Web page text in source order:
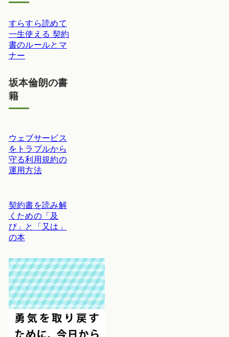
すらすら読めて
一生使える 契約
書のルールとマ
ナー
坂本倫朗の書
籍
ウェブサービス
をトラブルから
守る利用規約の
運用方法
契約書を読み解
くための「及
び」と「又は」
の本